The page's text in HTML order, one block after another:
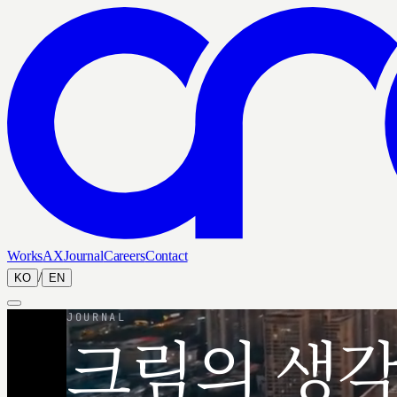
WorksAXJournalCareersContact
KO / EN
JOURNAL
크림의 생